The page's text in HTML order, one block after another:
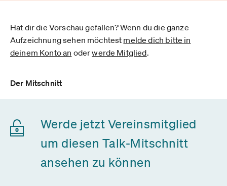
Hat dir die Vorschau gefallen? Wenn du die ganze
Aufzeichnung sehen möchtest melde dich bitte in
deinem Konto an oderwerde Mitglied.
Der Mitschnitt
Werde jetzt Vereinsmitglied
um diesen Talk-Mitschnitt
ansehen zu können